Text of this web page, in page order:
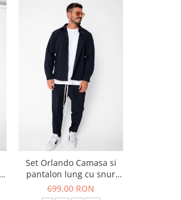
Set Orlando Camasa si
pantalon lung cu snur
Premium Navy
699,00 RON